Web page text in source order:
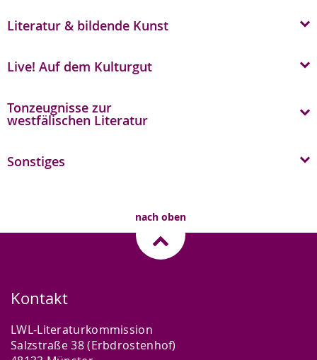
Literatur & bildende Kunst
Live! Auf dem Kulturgut
Tonzeugnisse zur
westfälischen Literatur
Sonstiges
nach oben
Kontakt
LWL-Literaturkommission
Salzstraße 38 (Erbdrostenhof)